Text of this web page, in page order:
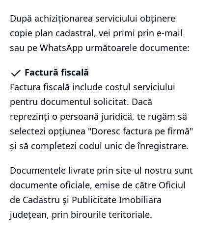
După achiziționarea serviciului obținere
copie plan cadastral, vei primi prin e-mail
sau pe WhatsApp următoarele documente:
Factură fiscală
Factura fiscală include costul serviciului
pentru documentul solicitat. Dacă
reprezinți o persoană juridică, te rugăm să
selectezi opțiunea "Doresc factura pe firmă"
și să completezi codul unic de înregistrare.
Documentele livrate prin site-ul nostru sunt
documente oficiale, emise de către Oficiul
de Cadastru și Publicitate Imobiliara
județean, prin birourile teritoriale.